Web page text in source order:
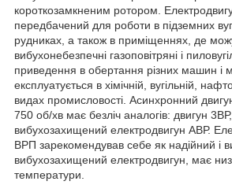
короткозамкненим ротором.
передбачений для роботи в підземних
рудниках, а також в приміщеннях, де
вибухонебезпечні газоповітряні і
приведення в обертання різних машин і
експлуатується в хімічній, вугільній,
видах промисловості. Асинхронний
750 об/хв має безліч аналогів: двигун
вибухозахищений електродвигун АВР.
ВРП зарекомендував себе як надійний і
вибухозахищений електродвигун, має
температури.